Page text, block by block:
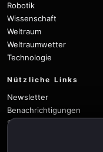
Robotik
Wissenschaft
Weltraum
Weltraumwetter
Technologie
Nützliche Links
Newsletter
Benachrichtigungen
Sitemap